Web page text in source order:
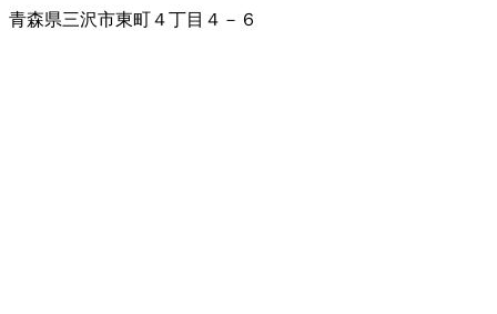
青森県三沢市東町４丁目４－６